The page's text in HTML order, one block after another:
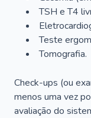
TSH e T4
Teste
Tomografia.
Check-ups (ou
menos uma vez
avaliação do